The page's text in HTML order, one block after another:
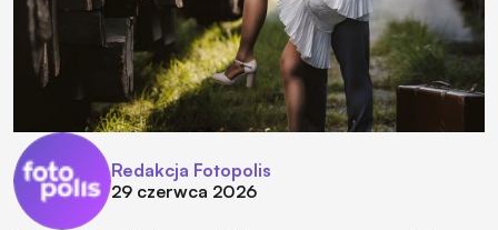
Redakcja Fotopolis
29 czerwca 2026